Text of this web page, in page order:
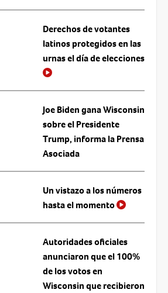
Derechos de votantes
latinos protegidos en las
urnas el día de elecciones
Joe Biden gana Wisconsin
sobre el Presidente
Trump, informa la Prensa
Asociada
Un vistazo a los números
hasta el momento
Autoridades oficiales
anunciaron que el 100%
de los votos en
Wisconsin que recibieron